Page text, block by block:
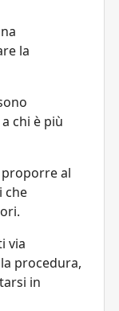
la
chi è più
al
che
via
procedura,
in